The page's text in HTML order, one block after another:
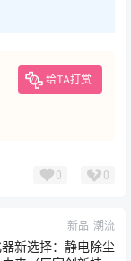
给TA打赏
0 0
新品 潮流
新选择：静电除尘